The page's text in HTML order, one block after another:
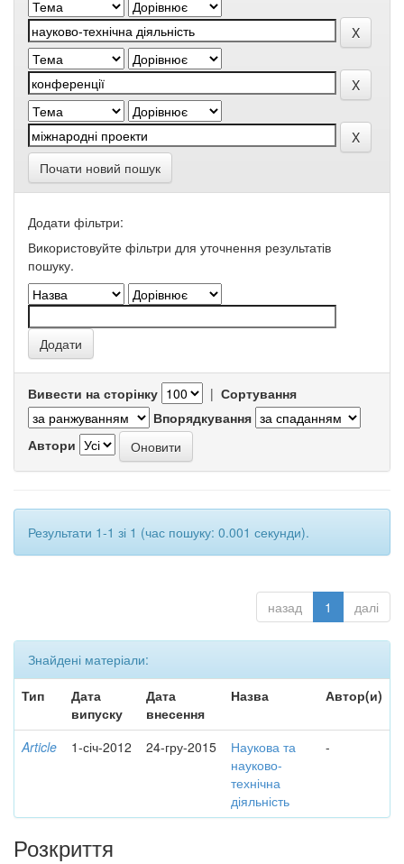
Почати новий пошук
Додати фільтри:
Використовуйте фільтри для уточнення результатів
пошуку.
Вивести на сторінку | Сортування
Впорядкування
Автори
Результати 1-1 зі 1 (час пошуку: 0.001 секунди).
назад 1 далі
Знайдені матеріали:
Тип
Дата
випуску
Дата
внесення
Назва Автор(и)
Article 1-січ-2012 24-гру-2015
Наукова та
науково-
технічна
діяльність
-
Розкриття